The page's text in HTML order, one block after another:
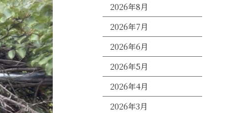
2026年8月
2026年7月
2026年6月
2026年5月
2026年4月
2026年3月